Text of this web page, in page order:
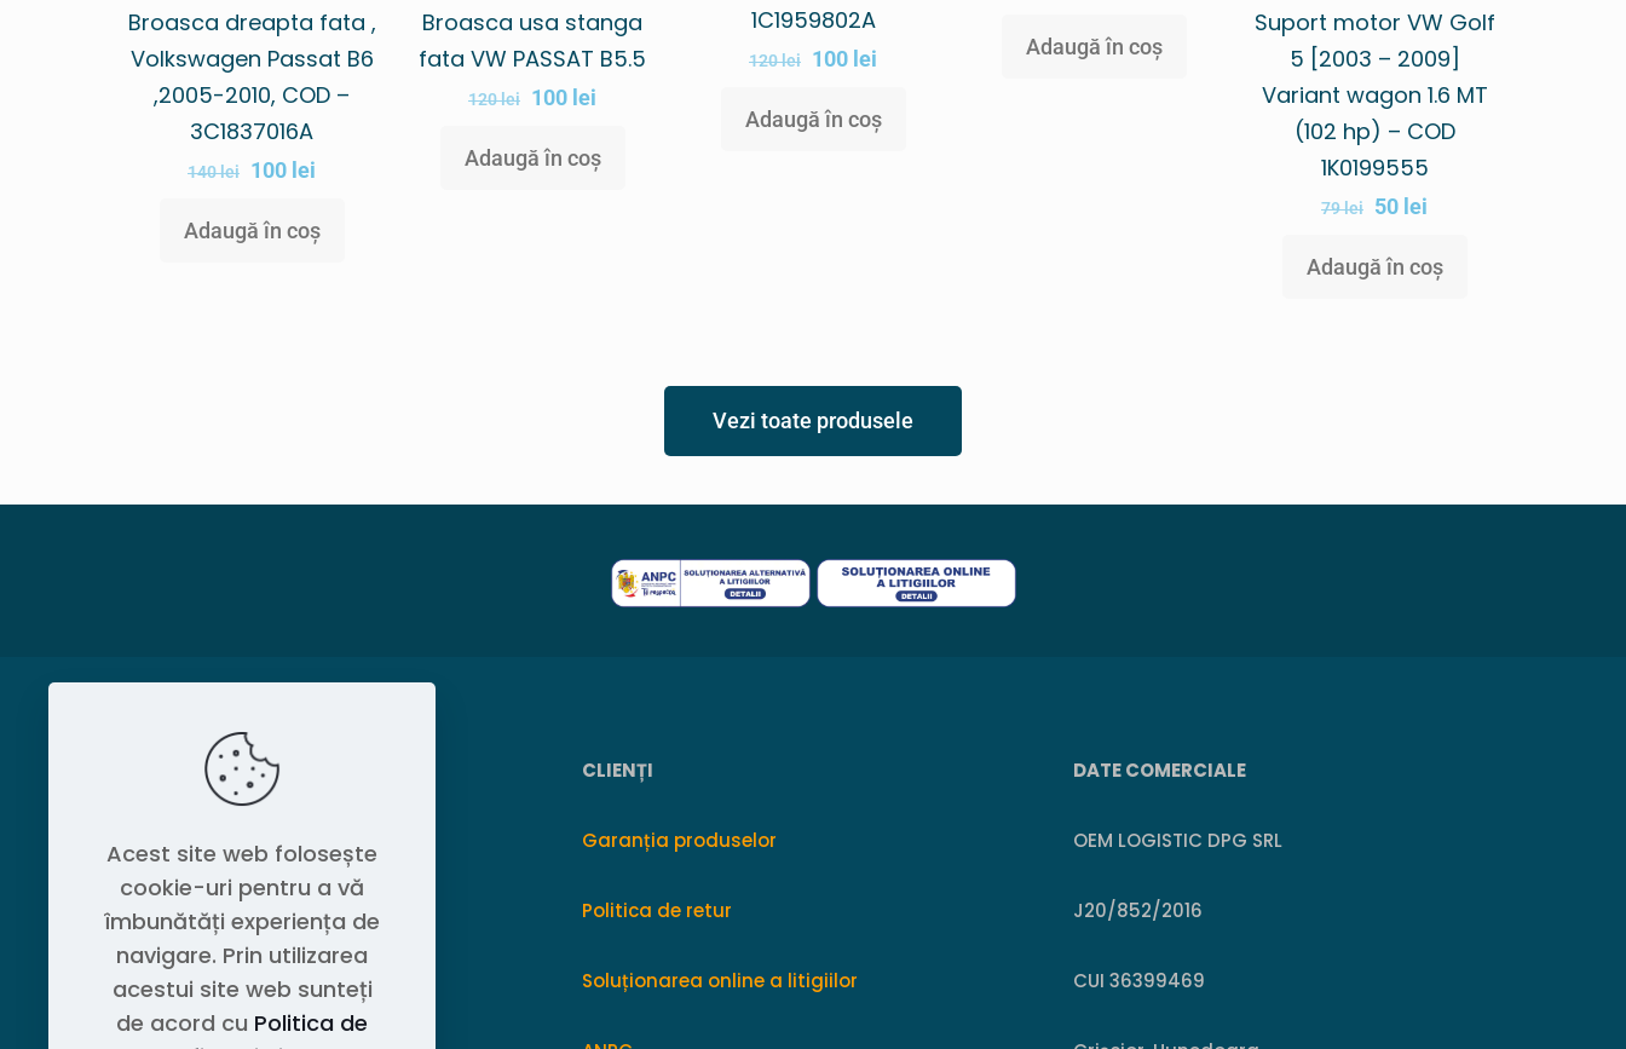
Broasca dreapta fata ,
Volkswagen Passat B6
,2005-2010, COD –
3C1837016A
140lei 100 lei
Adaugă în coș
Broasca usa stanga
fata VW PASSAT B5.5
120lei 100 lei
Adaugă în coș
1C1959802A
120lei 100 lei
Adaugă în coș
Adaugă în coș
Suport motor VW Golf
5 [2003 – 2009]
Variant wagon 1.6 MT
(102 hp) – COD
1K0199555
79lei 50 lei
Adaugă în coș
Vezi toate produsele
Politica de confidențialitate
Contact OEM LOGISTIC DPG
CLIENȚI
Garanția produselor
Politica de retur
Soluționarea online a litigiilor
DATE COMERCIALE
OEM LOGISTIC DPG SRL
J20/852/2016
CUI 36399469
Acest site web folosește
cookie-uri pentru a vă
îmbunătăți experiența de
navigare. Prin utilizarea
acestui site web sunteți
de acord cu Politica de